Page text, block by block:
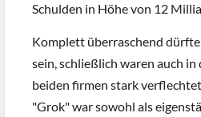
Schulden in Höhe von 12
Komplett überraschend
sein, schließlich waren auch
beiden firmen stark
"Grok" war sowohl als